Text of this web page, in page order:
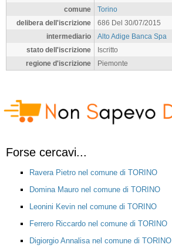
comune
Torino
delibera dell'iscrizione
686 Del 30/07/2015
intermediario
Alto Adige Banca Spa
stato dell'iscrizione
Iscritto
regione d'iscrizione
Piemonte
Forse cercavi...
Ravera Pietro nel comune di TORINO
Domina Mauro nel comune di TORINO
Leonini Kevin nel comune di TORINO
Ferrero Riccardo nel comune di TORINO
Digiorgio Annalisa nel comune di TORINO